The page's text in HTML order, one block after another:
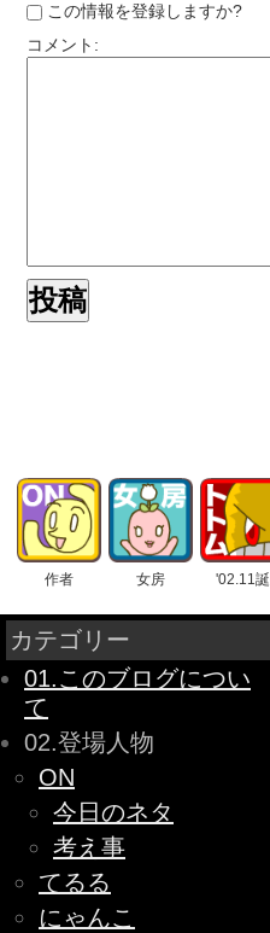
この情報を登録しますか?
コメント:
作者 女房 '02.11誕
カテゴリー
01.このブログについ
て
02.登場人物
ON
今日のネタ
考え事
てるる
にゃんこ